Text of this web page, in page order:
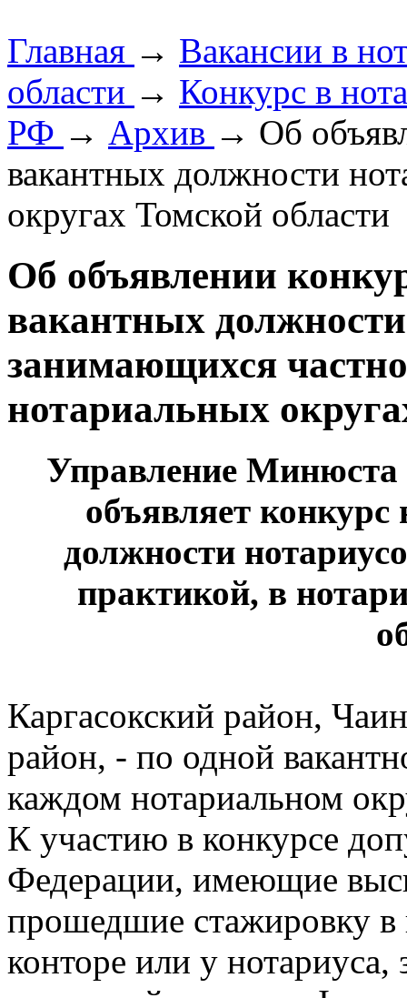
Главная → Вакансии в
области → Конкурс в
РФ → Архив → Об
вакантных должности
округах Томской области
Об объявлении
вакантных
занимающихся
нотариальных
Управление Минюста
объявляет
должности
практикой, в
Каргасокский район,
район, - по одной
каждом нотариальном
К участию в конкурсе
Федерации, имеющие
прошедшие стажировку в
конторе или у